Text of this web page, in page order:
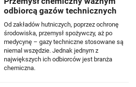
odbiorcą gazów technicznych
Od zakładów hutniczych, poprzez ochronę
środowiska, przemysł spożywczy, aż po
medycynę – gazy techniczne stosowane są
niemal wszędzie. Jednak jednym z
największych ich odbiorców jest branża
chemiczna.